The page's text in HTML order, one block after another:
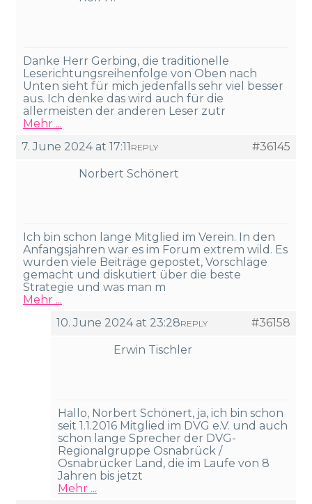
Danke Herr Gerbing, die traditionelle
Leserichtungsreihenfolge von Oben nach
Unten sieht für mich jedenfalls sehr viel besser
aus. Ich denke das wird auch für die
allermeisten der anderen Leser zutr
Mehr ...
7. June 2024 at 17:11
#36145
REPLY
Norbert Schönert
Ich bin schon lange Mitglied im Verein. In den
Anfangsjahren war es im Forum extrem wild. Es
wurden viele Beiträge gepostet, Vorschläge
gemacht und diskutiert über die beste
Strategie und was man m
Mehr ...
10. June 2024 at 23:28
#36158
REPLY
Erwin Tischler
Hallo, Norbert Schönert, ja, ich bin schon
seit 1.1.2016 Mitglied im DVG e.V. und auch
schon lange Sprecher der DVG-
Regionalgruppe Osnabrück /
Osnabrücker Land, die im Laufe von 8
Jahren bis jetzt
Mehr ...